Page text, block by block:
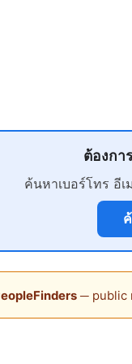
ต้องกา
ค้นหาเบอร์โทร อี
─ public